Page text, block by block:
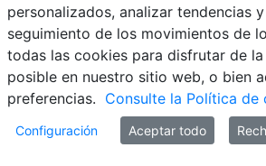
personalizados, analizar tendencias
seguimiento de los movimientos de
todas las cookies para disfrutar de
posible en nuestro sitio web, o bien
preferencias. Consulte la Política de
Configuración Aceptar todo